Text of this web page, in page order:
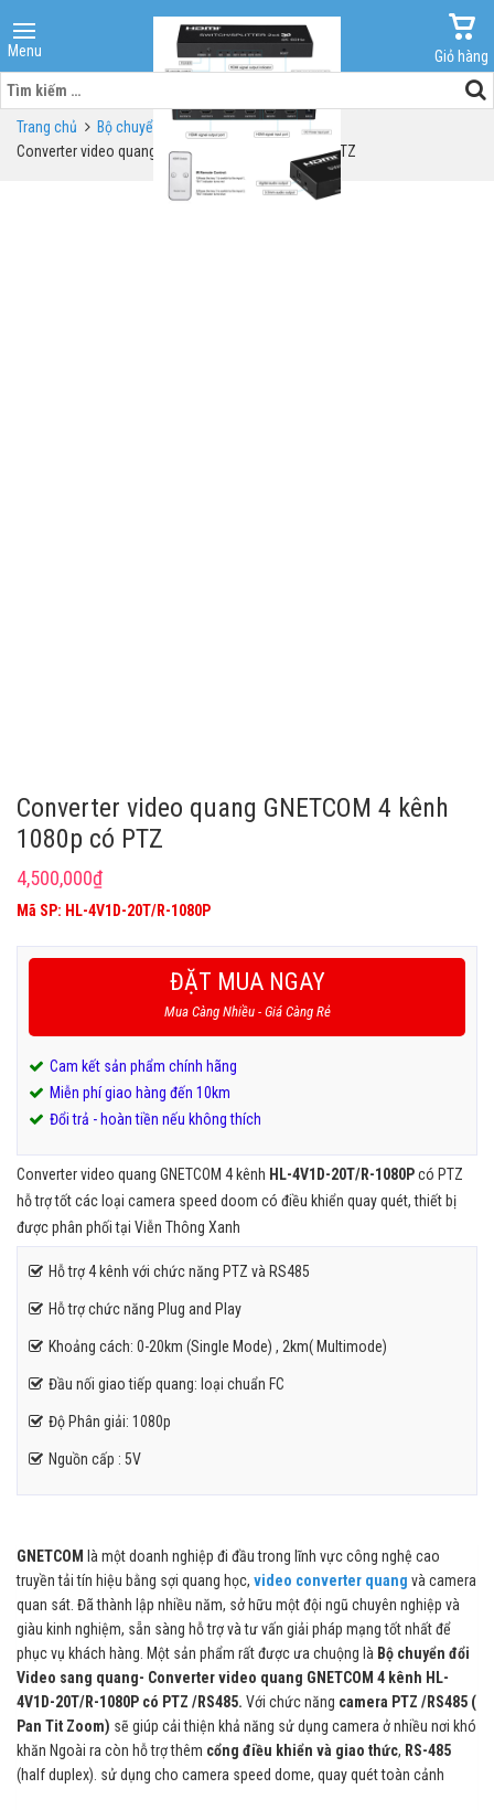
Menu
Giỏ hàng
Tìm
kiếm
cho:Trang chủ
Bộ chuyển đổi video sang quang
Converter video quang GNETCOM 4 kênh 1080p có PTZ
Converter video quang GNETCOM 4 kênh
1080p có PTZ
4,500,000₫
Mã SP: HL-4V1D-20T/R-1080P
ĐẶT MUA NGAY
Mua Càng Nhiều - Giá Càng Rẻ
Cam kết sản phẩm chính hãng
Miễn phí giao hàng đến 10km
Đổi trả - hoàn tiền nếu không thích
Converter video quang GNETCOM 4 kênh HL-4V1D-20T/R-1080Pcó PTZ
hỗ trợ tốt các loại camera speed doom có điều khiển quay quét, thiết bị
được phân phối tại Viễn Thông Xanh
Hỗ trợ 4 kênh với chức năng PTZ và RS485
Hỗ trợ chức năng Plug and Play
Khoảng cách: 0-20km (Single Mode) , 2km( Multimode)
Đầu nối giao tiếp quang: loại chuẩn FC
Độ Phân giải: 1080p
Nguồn cấp : 5V
GNETCOM là một doanh nghiệp đi đầu trong lĩnh vực công nghệ cao
truyền tải tín hiệu bằng sợi quang học, video converter quang và camera
quan sát. Đã thành lập nhiều năm, sở hữu một đội ngũ chuyên nghiệp và
giàu kinh nghiệm, sẵn sàng hỗ trợ và tư vấn giải pháp mạng tốt nhất để
phục vụ khách hàng. Một sản phẩm rất được ưa chuộng là Bộ chuyển đổi
Video sang quang- Converter video quang GNETCOM 4 kênh HL-
4V1D-20T/R-1080P có PTZ /RS485. Với chức năng camera PTZ /RS485 (
Pan Tit Zoom) sẽ giúp cải thiện khả năng sử dụng camera ở nhiều nơi khó
khăn Ngoài ra còn hỗ trợ thêm cổng điều khiển và giao thức, RS-485
(half duplex). sử dụng cho camera speed dome, quay quét toàn cảnh